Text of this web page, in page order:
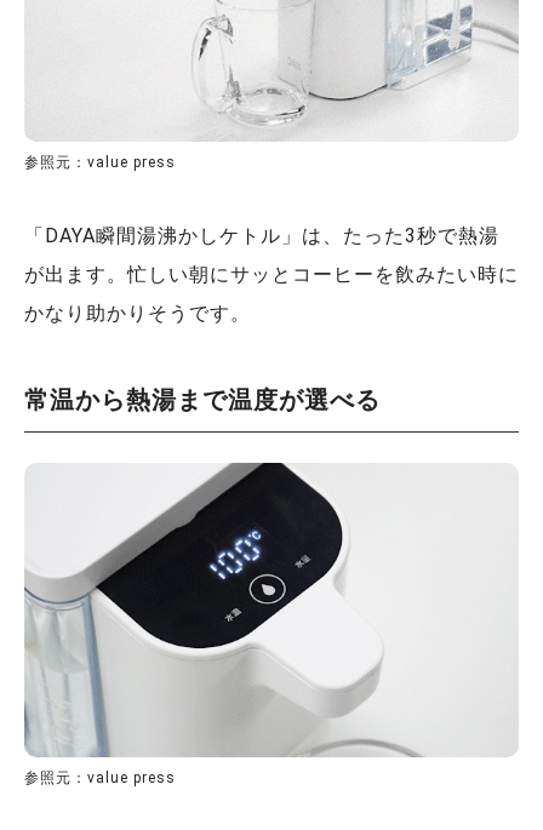
参照元：value press
「DAYA瞬間湯沸かしケトル」は、たった3秒で熱湯
が出ます。忙しい朝にサッとコーヒーを飲みたい時に
かなり助かりそうです。
常温から熱湯まで温度が選べる
参照元：value press